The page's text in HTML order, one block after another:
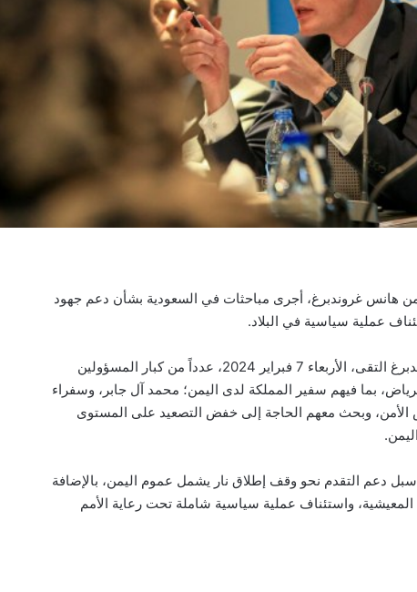
هانس غروندبرغ، أجرى مباحثات في السعودية بشأن دعم جهود
عملية سياسية في البلاد.
ووفق مكتب المبعوث الأممي، فإن غروندبرغ التقى، الأربعاء 7 فبراير 2024، عدداً من كبار المسؤولين
بما فيهم سفير المملكة لدى اليمن؛ محمد آل جابر، وسفراء
وبحث معهم الحاجة إلى خفض التصعيد على المستوى
دعم التقدم نحو وقف إطلاق نار يشمل عموم اليمن، بالإضافة
واستئناف عملية سياسية شاملة تحت رعاية الأمم